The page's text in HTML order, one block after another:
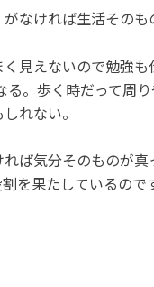
なければ生活その
く見えないので勉強
。歩く時だって周
れない。
ば気分そのものが
を果たしているの